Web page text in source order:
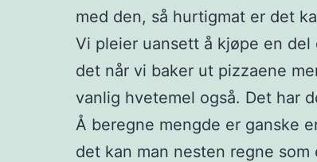
med den, så hurtigmat er det
Vi pleier uansett å kjøpe en
det når vi baker ut pizzaene
vanlig hvetemel også. Det har
Å beregne mengde er ganske
det kan man nesten regne